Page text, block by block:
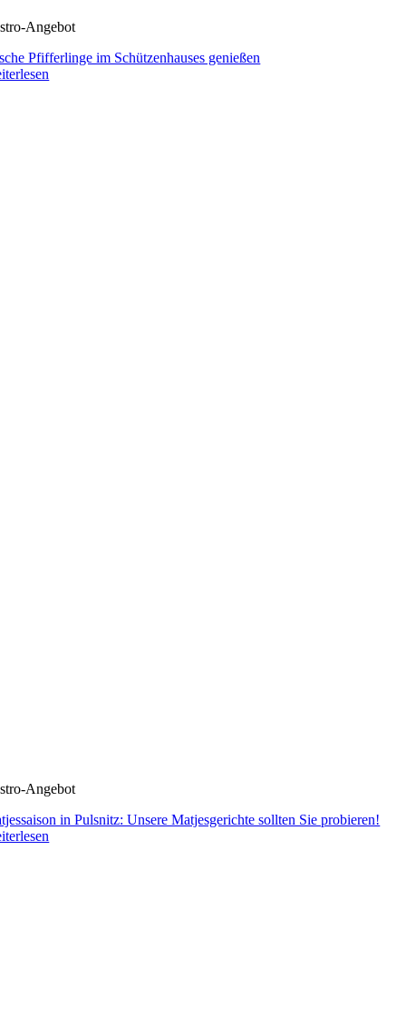
Angebot
Pfifferlinge im Schützenhauses genießen
Angebot
in Pulsnitz: Unsere Matjesgerichte sollten Sie probieren!